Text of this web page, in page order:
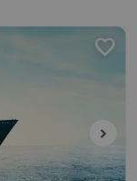
favorite
chevron_right